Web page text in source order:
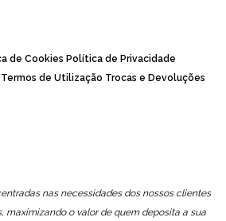
de Cookies Política de Privacidade
Termos de Utilização Trocas e Devoluções
nas necessidades dos nossos clientes
maximizando o valor de quem deposita a sua